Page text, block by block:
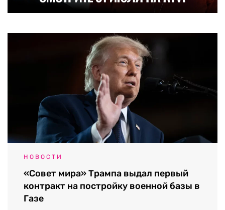
НОВОСТИ
«Совет мира» Трампа выдал первый
контракт на постройку военной базы в
Газе